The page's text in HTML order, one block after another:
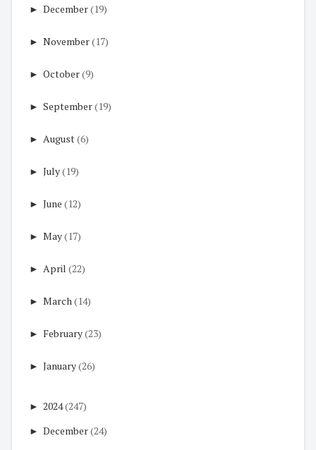
► December(19)
► November(17)
► October(9)
► September(19)
► August(6)
► July(19)
► June (12)
► May(17)
► April (22)
► March(14)
► February(23)
► January(26)
► 2024(247)
► December(24)